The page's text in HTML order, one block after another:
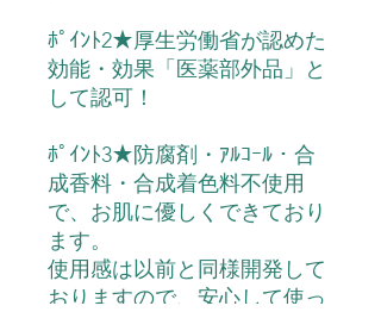
ﾎﾟｲﾝﾄ2★厚生労働省が認めた
効能・効果「医薬部外品」と
して認可！
ﾎﾟｲﾝﾄ3★防腐剤・ｱﾙｺｰﾙ・合
成香料・合成着色料不使用
で、お肌に優しくできており
ます。
使用感は以前と同様開発して
おりますので、安心して使っ